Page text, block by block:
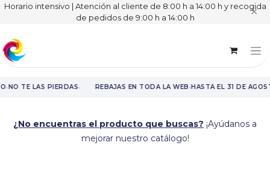
Horario intensivo | Atención al cliente de 8:00 h a 14:00 h y recogida
de pedidos de 9:00 h a 14:00 h
✕
·NO TE LAS PIERDAS· REBAJAS EN TODA LA WEB·HASTA EL 31 DE
¿No encuentras el producto que buscas? ¡Ayúdanos a
mejorar nuestro catálogo!